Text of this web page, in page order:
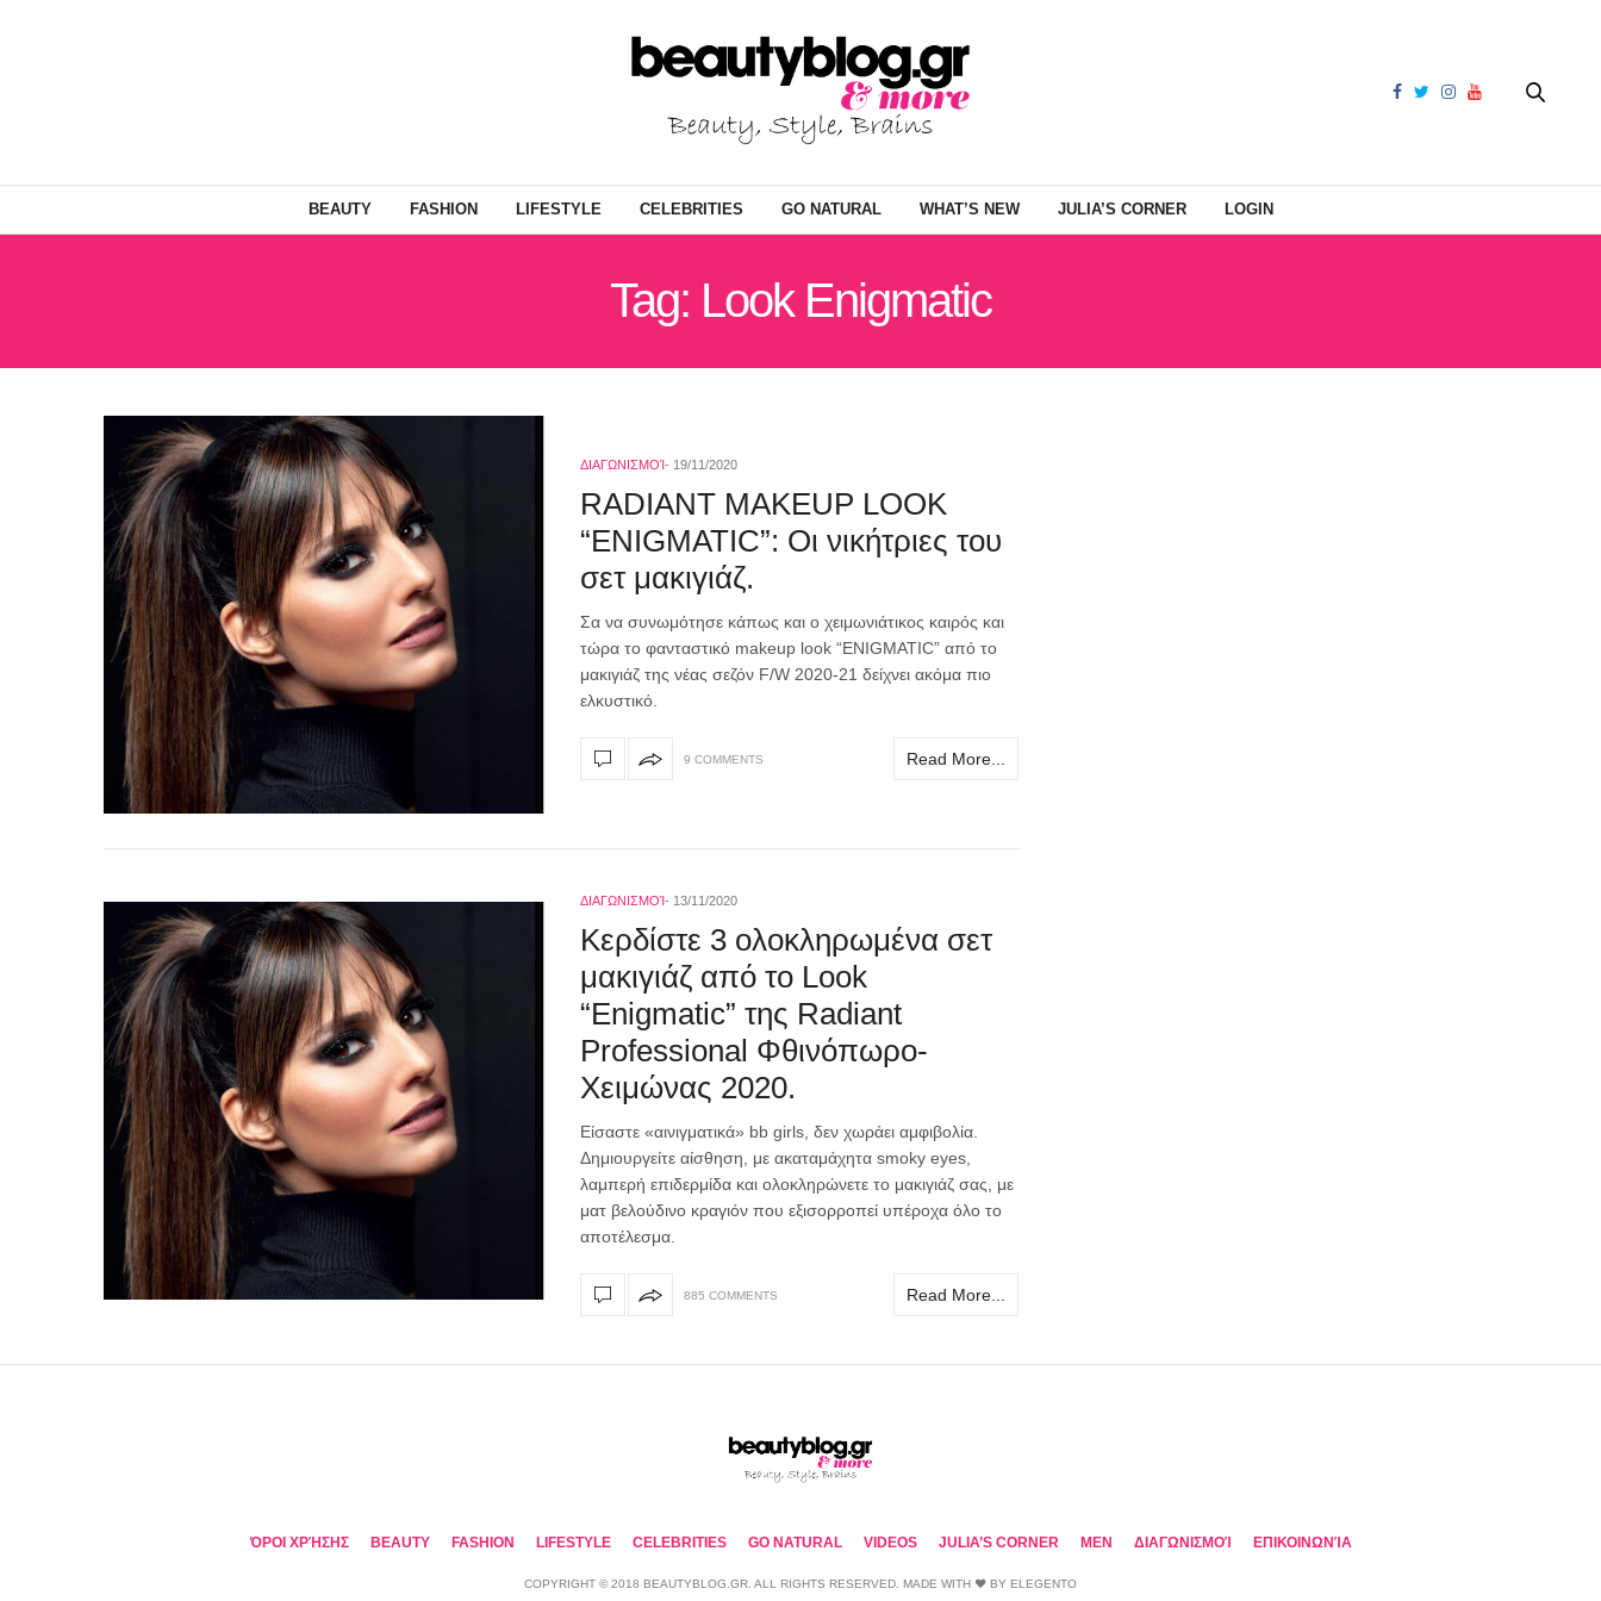
BEAUTY FASHION LIFESTYLE CELEBRITIES GO NATURAL WHAT’S NEW JULIA’S CORNER LOGIN
Tag: Look Enigmatic
ΔΙΑΓΩΝΙΣΜΟΊ 19/11/2020
RADIANT MAKEUP LOOK
“ENIGMATIC”: Οι νικήτριες του
σετ μακιγιάζ.
Σα να συνωμότησε κάπως και ο χειμωνιάτικος καιρός και
τώρα το φανταστικό makeup look “ENIGMATIC” από το
μακιγιάζ της νέας σεζόν F/W 2020-21 δείχνει ακόμα πιο
ελκυστικό.
9 COMMENTS Read More...
ΔΙΑΓΩΝΙΣΜΟΊ 13/11/2020
Κερδίστε 3 ολοκληρωμένα σετ
μακιγιάζ από το Look
“Enigmatic” της Radiant
Professional Φθινόπωρο-
Χειμώνας 2020.
Είσαστε «αινιγματικά» bb girls, δεν χωράει αμφιβολία.
Δημιουργείτε αίσθηση, με ακαταμάχητα smoky eyes,
λαμπερή επιδερμίδα και ολοκληρώνετε το μακιγιάζ σας, με
ματ βελούδινο κραγιόν που εξισορροπεί υπέροχα όλο το
αποτέλεσμα.
885 COMMENTS Read More...
ΌΡΟΙ ΧΡΉΣΗΣ BEAUTY FASHION LIFESTYLE CELEBRITIES GO NATURAL VIDEOS JULIA’S CORNER MEN ΔΙΑΓΩΝΙΣΜΟΊ ΕΠΙΚΟΙΝΩΝΊΑ
COPYRIGHT © 2018 BEAUTYBLOG.GR. ALL RIGHTS RESERVED. MADE WITH ❤ BY ELEGENTO